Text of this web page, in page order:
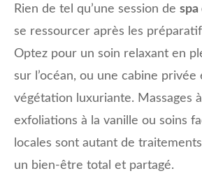
Rien de tel qu’une session de spa
se ressourcer après les
Optez pour un soin relaxant en
sur l’océan, ou une cabine
végétation luxuriante. Massages
exfoliations à la vanille ou soins
locales sont autant de
un bien-être total et partagé.